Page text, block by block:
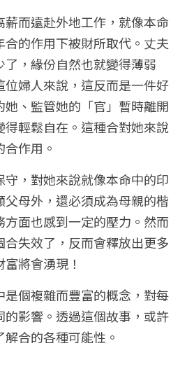
而遠赴外地工作，就像本命
合的作用下被財所取代。丈夫
了，緣份自然也就變得薄弱
位婦人來說，這反而是一件好
、監管她的「官」暫時離開
得輕鬆自在。這種合對她來說
作用。
，對她來說就像本命中的印
父母外，還必須成為母親的楷
方面也感到一定的壓力。然而
合失效了，反而會釋放出更多
將會湧現！
是個複雜而豐富的概念，對每
的影響。透過這個故事，或許
合的各種可能性。